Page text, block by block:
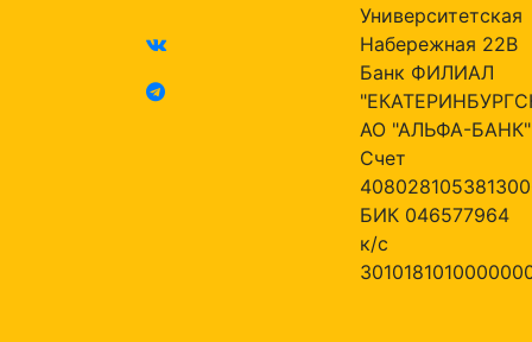
Университетская
Набережная 22В
Банк ФИЛИАЛ
АО "АЛЬФА-БАНК"
Счет
БИК 046577964
к/с